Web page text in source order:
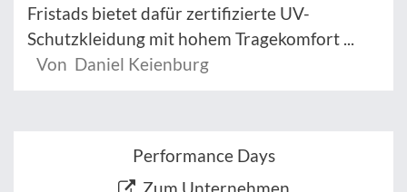
Fristads bietet dafür zertifizierte UV-
Schutzkleidung mit hohem Tragekomfort ...
Von Daniel Keienburg
Performance Days